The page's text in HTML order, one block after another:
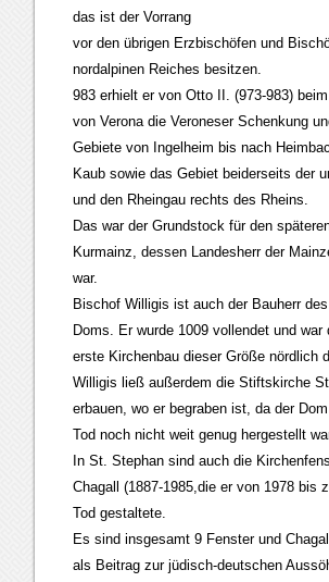
das ist der Vorrang
vor den übrigen Erzbischöfen und
nordalpinen Reiches besitzen.
983 erhielt er von Otto II. (973-983)
von Verona die Veroneser Schenkung
Gebiete von Ingelheim bis nach
Kaub sowie das Gebiet beiderseits der
und den Rheingau rechts des Rheins.
Das war der Grundstock für den
Kurmainz, dessen Landesherr der
war.
Bischof Willigis ist auch der Bauherr
Doms. Er wurde 1009 vollendet und war
erste Kirchenbau dieser Größe nördlich
Willigis ließ außerdem die Stiftskirche
erbauen, wo er begraben ist, da der
Tod noch nicht weit genug hergestellt
In St. Stephan sind auch die
Chagall (1887-1985,die er von 1978 bis
Tod gestaltete.
Es sind insgesamt 9 Fenster und
als Beitrag zur jüdisch-deutschen